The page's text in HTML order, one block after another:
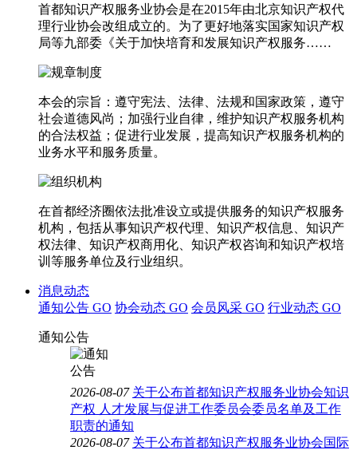
首都知识产权服务业协会是在2015年由北京知识产权代
理行业协会改组成立的。为了更好地落实国家知识产权
局等九部委《关于加快培育和发展知识产权服务……
本会的宗旨：遵守宪法、法律、法规和国家政策，遵守
社会道德风尚；加强行业自律，维护知识产权服务机构
的合法权益；促进行业发展，提高知识产权服务机构的
业务水平和服务质量。
在首都经济圈依法批准设立或提供服务的知识产权服务
机构，包括从事知识产权代理、知识产权信息、知识产
权法律、知识产权商用化、知识产权咨询和知识产权培
训等服务单位及行业组织。
消息动态
通知公告 GO 协会动态 GO 会员风采 GO 行业动态 GO
通知公告
2026-08-07 关于公布首都知识产权服务业协会知识
产权 人才发展与促进工作委员会委员名单及工作
职责的通知
2026-08-07 关于公布首都知识产权服务业协会国际